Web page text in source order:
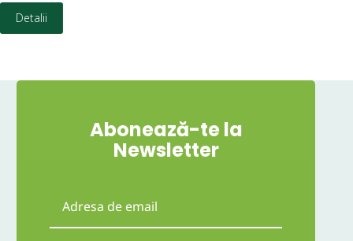
Detalii
Abonează-te la
Newsletter